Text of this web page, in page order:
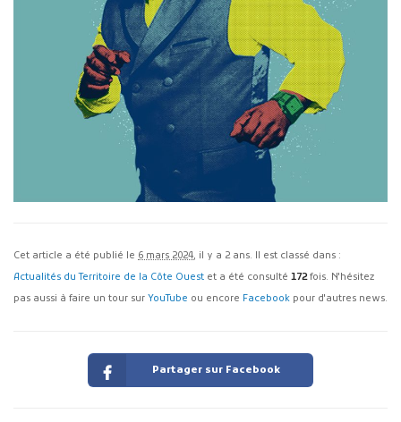
Cet article a été publié le 6 mars 2024, il y a 2 ans. Il est classé dans :
Actualités du Territoire de la Côte Ouest et a été consulté 172fois. N'hésitez
pas aussi à faire un tour sur YouTube ou encore Facebook pour d'autres news.
Partager sur Facebook